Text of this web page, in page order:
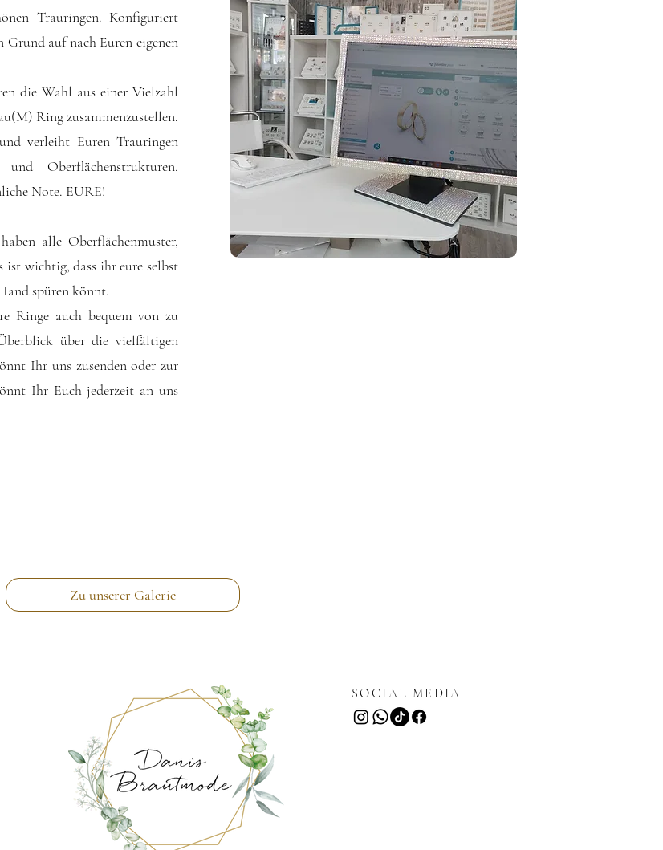
Trauringen. Konfiguriert
auf nach Euren eigenen
die Wahl aus einer Vielzahl
Ring zusammenzustellen.
verleiht Euren Trauringen
Oberflächenstrukturen,
Note. EURE!
alle Oberflächenmuster,
wichtig, dass ihr eure selbst
spüren könnt.
Ringe auch bequem von zu
über die vielfältigen
Ihr uns zusenden oder zur
Ihr Euch jederzeit an uns
Zu unserer Galerie
SOCIAL MEDIA